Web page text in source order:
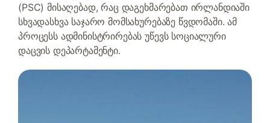
(PSC) მისაღებად, რაც დაგეხმარებათ ირლანდიაში
სხვადასხვა საჯარო მომსახურებაზე წვდომაში. ამ
პროცესს ადმინისტრირებას უწევს სოციალური
დაცვის დეპარტამენტი.